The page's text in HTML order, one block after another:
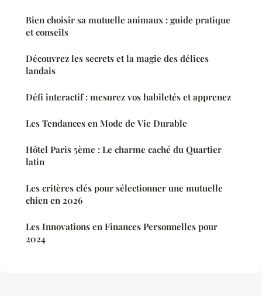
Bien choisir sa mutuelle animaux : guide pratique
et conseils
Découvrez les secrets et la magie des délices
landais
Défi interactif : mesurez vos habiletés et apprenez
Les Tendances en Mode de Vie Durable
Hôtel Paris 5ème : Le charme caché du Quartier
latin
Les critères clés pour sélectionner une mutuelle
chien en 2026
Les Innovations en Finances Personnelles pour
2024